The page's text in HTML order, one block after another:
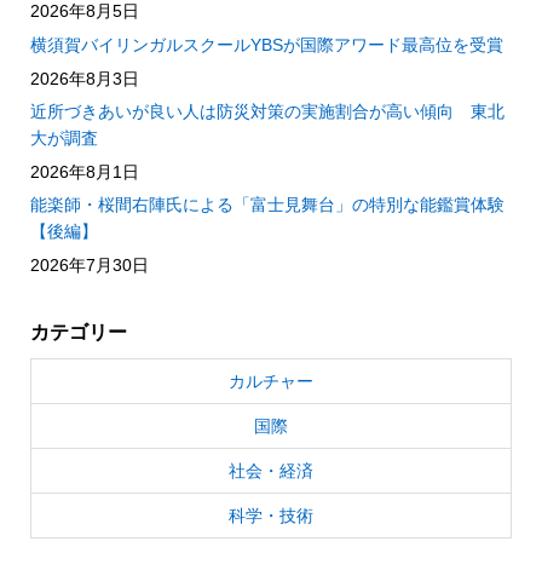
2026年8月5日
横須賀バイリンガルスクールYBSが国際アワード最高位を受賞
2026年8月3日
近所づきあいが良い人は防災対策の実施割合が高い傾向 東北
大が調査
2026年8月1日
能楽師・桜間右陣氏による「富士見舞台」の特別な能鑑賞体験
【後編】
2026年7月30日
カテゴリー
カルチャー
国際
社会・経済
科学・技術